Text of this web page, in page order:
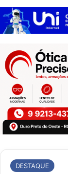
DESTAQUE